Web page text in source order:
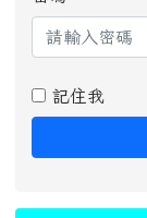
記住我